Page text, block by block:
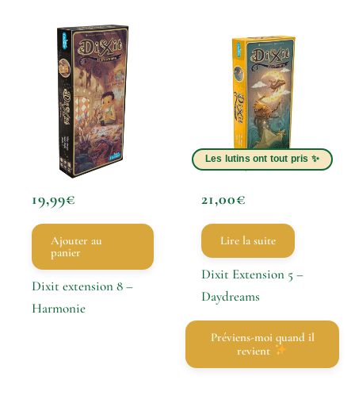
19,99€
Ajouter au
panier
Dixit extension 8 –
Harmonie
21,00€
Lire la suite
Dixit Extension 5 –
Daydreams
Préviens-moi quand il
revient